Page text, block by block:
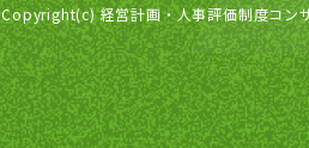
Copyright(c) 経営計画・人事評価制度コン